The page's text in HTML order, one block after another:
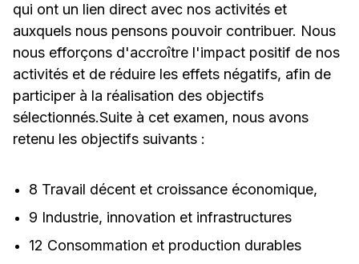
qui ont un lien direct avec nos activités et
auxquels nous pensons pouvoir contribuer. Nous
nous efforçons d'accroître l'impact positif de nos
activités et de réduire les effets négatifs, afin de
participer à la réalisation des objectifs
sélectionnés.Suite à cet examen, nous avons
retenu les objectifs suivants :
8 Travail décent et croissance économique,
9 Industrie, innovation et infrastructures
12 Consommation et production durables